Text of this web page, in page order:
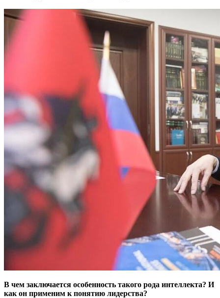
В чем заключается особенность такого рода интеллекта? И
как он применим к понятию лидерства?